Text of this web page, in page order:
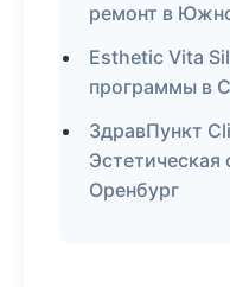
ремонт в
Esthetic Vita
программы в
ЗдравПункт
Эстетическая
Оренбург